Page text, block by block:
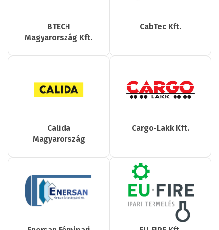
BTECH
Magyarország Kft.
CabTec Kft.
Calida
Magyarország
Cargo-Lakk Kft.